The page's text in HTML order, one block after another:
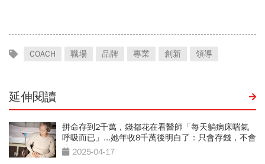
COACH 職場 品牌 專業 創新 領導
延伸閱讀
拼命存到2千萬，錢都花在看醫師「每天躺病床喘氣
呼吸而已」...她年收8千萬後明白了：只會存錢，不會
幸福2025-04-17